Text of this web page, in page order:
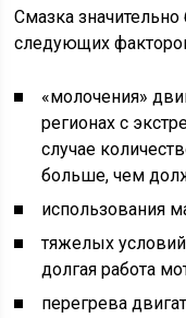
Смазка значительно
следующих
«молочения»
регионах с
случае
больше, чем
использования
тяжелых условий
долгая работа
перегрева